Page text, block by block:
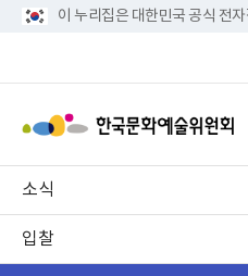
이 누리집은 대한민국 공식 전
소식
입찰